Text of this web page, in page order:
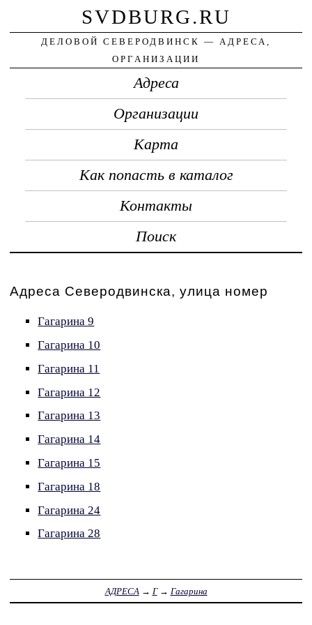
SVDBURG.RU
ДЕЛОВОЙ СЕВЕРОДВИНСК — АДРЕСА,
ОРГАНИЗАЦИИ
Адреса
Организации
Карта
Как попасть в каталог
Контакты
Поиск
Адреса Северодвинска, улица номер
Гагарина 9
Гагарина 10
Гагарина 11
Гагарина 12
Гагарина 13
Гагарина 14
Гагарина 15
Гагарина 18
Гагарина 24
Гагарина 28
АДРЕСА → Г→ Гагарина